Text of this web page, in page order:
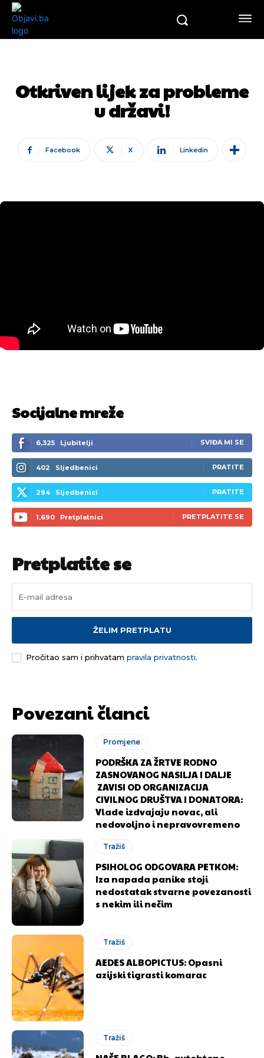
Otkriven lijek za probleme
u državi!
Facebook X Linkedin
Socijalne mreže
6,325 Ljubitelji SVIĐA MI SE
402 Sljedbenici PRATITE
294 Sljedbenici PRATITE
1,690 Pretplatnici PRETPLATITE SE
Pretplatite se
ŽELIM PRETPLATU
Pročitao sam i prihvatam pravila privatnosti.
Povezani članci
Promjene
PODRŠKA ZA ŽRTVE RODNO
ZASNOVANOG NASILJA I DALJE
ZAVISI OD ORGANIZACIJA
CIVILNOG DRUŠTVA I DONATORA:
Vlade izdvajaju novac, ali
nedovoljno i nepravovremeno
Tražiš
PSIHOLOG ODGOVARA PETKOM:
Iza napada panike stoji
nedostatak stvarne povezanosti
s nekim ili nečim
Tražiš
AEDES ALBOPICTUS: Opasni
azijski tigrasti komarac
Tražiš